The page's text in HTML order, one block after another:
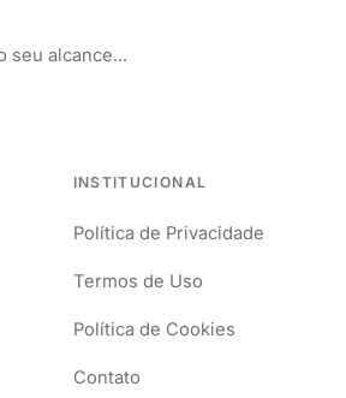
seu alcance...
INSTITUCIONAL
Política de Privacidade
Termos de Uso
Política de Cookies
Contato